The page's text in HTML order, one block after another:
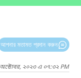
আপনার মতামত প্রদান করুন
অক্টোবর, ২০২৩ এ ০৭:৩২ PM